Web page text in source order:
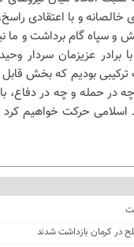
و با اعتقادی
و سپاه گام برداشت و
برادر عزیزمان سردار
بودیم که بخش
حمله و چه در دفاع،
حرکت خواهیم کرد